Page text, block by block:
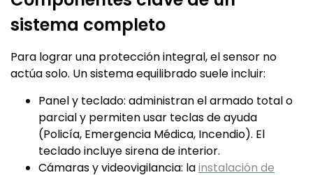
sistema completo
Para lograr una protección integral, el sensor no
actúa solo. Un sistema equilibrado suele incluir:
Panel y teclado: administran el armado total o
parcial y permiten usar teclas de ayuda
(Policía, Emergencia Médica, Incendio). El
teclado incluye sirena de interior.
Cámaras y videovigilancia: lainstalación de